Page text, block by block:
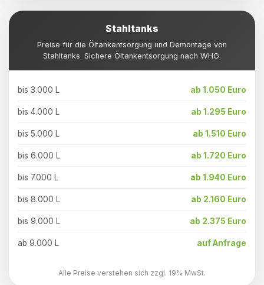
Stahltanks
Preise für die Öltankentsorgung und Demontage von
Stahltanks. Sichere Öltankentsorgung nach WHG.
bis 3.000 L ab 1.050 Euro
bis 4.000 L ab 1.295 Euro
bis 5.000 L ab 1.510 Euro
bis 6.000 L ab 1.720 Euro
bis 7.000 L ab 1.940 Euro
bis 8.000 L ab 2.160 Euro
bis 9.000 L ab 2.375 Euro
ab 9.000 L auf Anfrage
Alle Preise verstehen sich zzgl. 19% MwSt.